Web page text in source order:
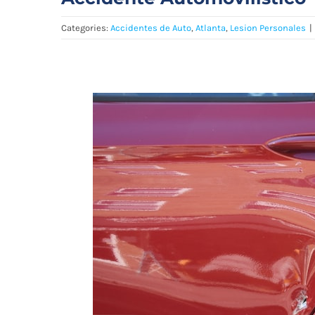
Categories: Accidentes de Auto, Atlanta, Lesion Personales |